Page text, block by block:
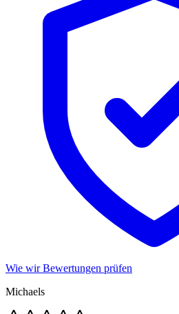
Wie wir Bewertungen prüfen
Michaels